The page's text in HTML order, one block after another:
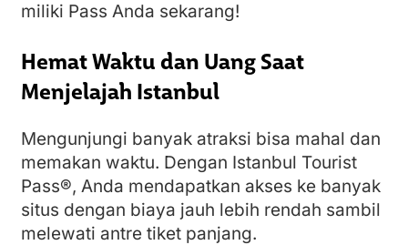
miliki Pass Anda sekarang!
Hemat Waktu dan Uang Saat
Menjelajah Istanbul
Mengunjungi banyak atraksi bisa mahal dan
memakan waktu. Dengan Istanbul Tourist
Pass®, Anda mendapatkan akses ke banyak
situs dengan biaya jauh lebih rendah sambil
melewati antre tiket panjang.